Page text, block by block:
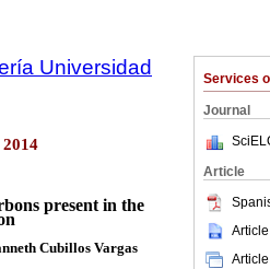
Services
Journal
Article
Universidad
present in the
Cubillos Vargas